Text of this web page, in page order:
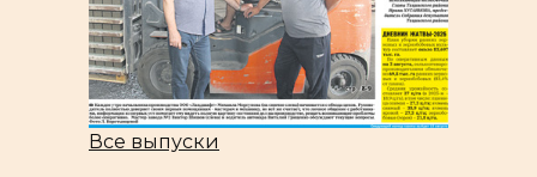
Все выпуски